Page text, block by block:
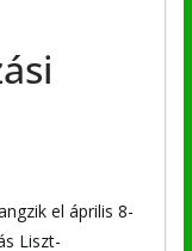
el április 8-
Liszt-